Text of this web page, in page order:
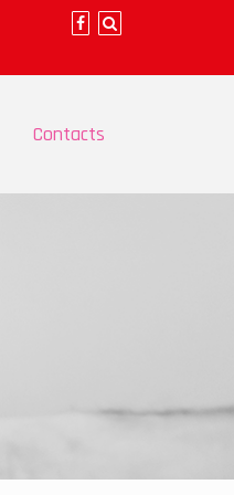
Contacts